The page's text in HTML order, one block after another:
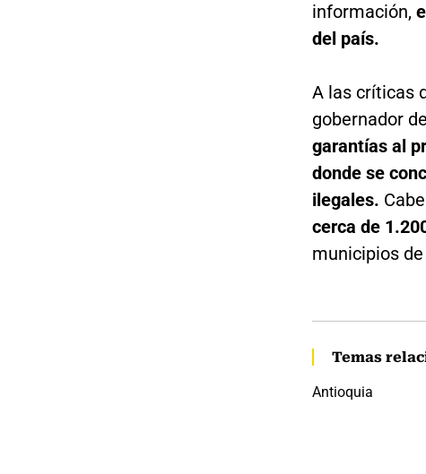
información,
del país.
A las críticas
gobernador
garantías al
donde se
ilegales.
cerca de
municipios
Temas
Antioquia